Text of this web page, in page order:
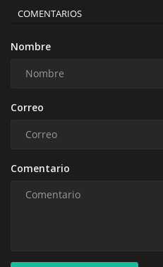
COMENTARIOS
Nombre
Correo
Comentario